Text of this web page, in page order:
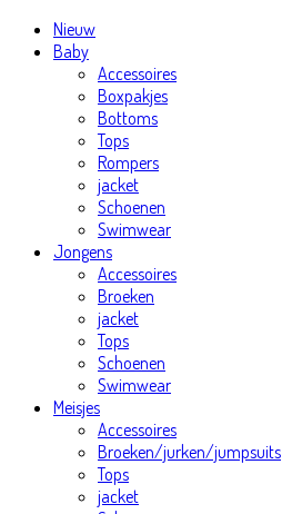
Nieuw
Baby
Accessoires
Boxpakjes
Bottoms
Tops
Rompers
jacket
Schoenen
Swimwear
Jongens
Accessoires
Broeken
jacket
Tops
Schoenen
Swimwear
Meisjes
Accessoires
Broeken/jurken/jumpsuits
Tops
jacket